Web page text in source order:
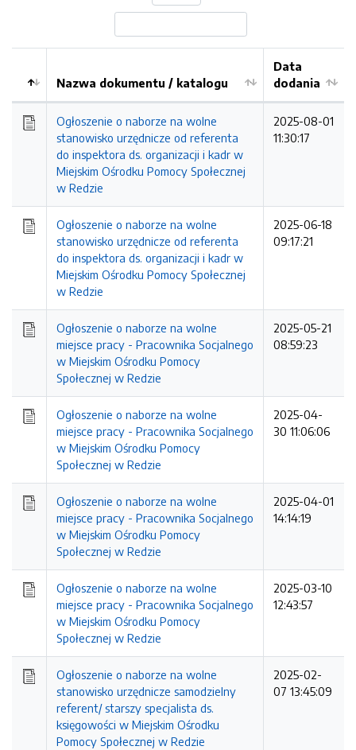
Kolejność
Nazwa dokumentu / katalogu
Data
dodania
Ogłoszenie o naborze na wolne
stanowisko urzędnicze od referenta
do inspektora ds. organizacji i kadr w
Miejskim Ośrodku Pomocy Społecznej
w Redzie
2025-08-01
11:30:17
Ogłoszenie o naborze na wolne
stanowisko urzędnicze od referenta
do inspektora ds. organizacji i kadr w
Miejskim Ośrodku Pomocy Społecznej
w Redzie
2025-06-18
09:17:21
Ogłoszenie o naborze na wolne
miejsce pracy - Pracownika Socjalnego
w Miejskim Ośrodku Pomocy
Społecznej w Redzie
2025-05-21
08:59:23
Ogłoszenie o naborze na wolne
miejsce pracy - Pracownika Socjalnego
w Miejskim Ośrodku Pomocy
Społecznej w Redzie
2025-04-
30 11:06:06
Ogłoszenie o naborze na wolne
miejsce pracy - Pracownika Socjalnego
w Miejskim Ośrodku Pomocy
Społecznej w Redzie
2025-04-01
14:14:19
Ogłoszenie o naborze na wolne
miejsce pracy - Pracownika Socjalnego
w Miejskim Ośrodku Pomocy
Społecznej w Redzie
2025-03-10
12:43:57
Ogłoszenie o naborze na wolne
stanowisko urzędnicze samodzielny
referent/ starszy specjalista ds.
księgowości w Miejskim Ośrodku
Pomocy Społecznej w Redzie
2025-02-
07 13:45:09